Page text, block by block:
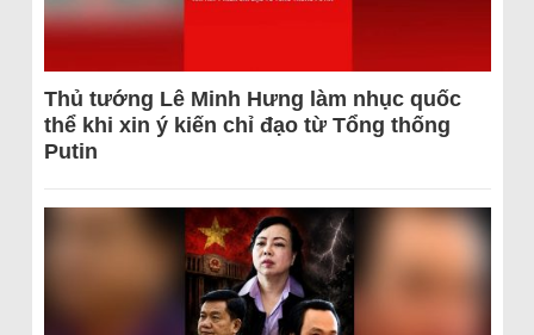
Thủ tướng Lê Minh Hưng làm nhục quốc
thể khi xin ý kiến chỉ đạo từ Tổng thống
Putin